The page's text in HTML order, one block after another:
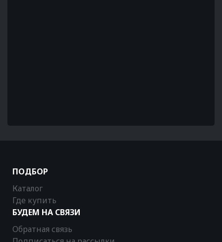
ПОДБОР
Каталог
Где купить
БУДЕМ НА СВЯЗИ
Обратная связь